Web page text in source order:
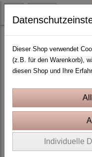
ITH Stickprojekte In the Hoop
Dieser Shop verwendet
(z.B. für den Warenkorb),
diesen Shop und Ihre
Individuelle